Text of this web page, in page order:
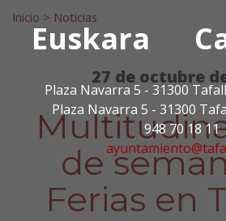
Euskara
Plaza Navarra 5 - 31300
Plaza Navarra 5 - 31300
948 70 18 11
Search for:
Inicio > Noticias
27 de octubre
de
Ferias en